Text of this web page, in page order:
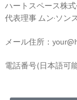
ハートスペース株
代表理事 ムン·ソン
メール住所：
電話番号(日本語可